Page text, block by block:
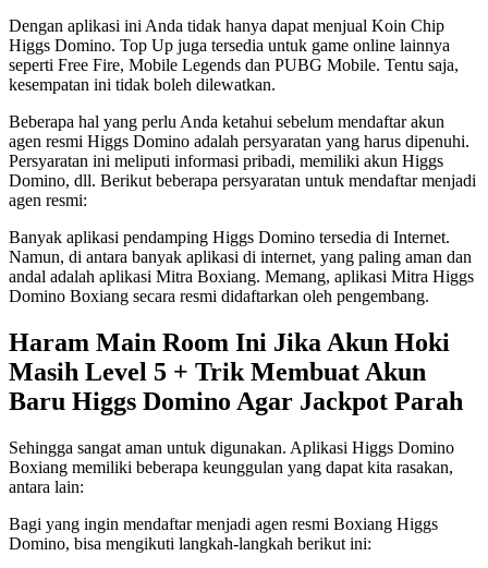
Dengan aplikasi ini Anda tidak hanya dapat menjual Koin Chip
Higgs Domino. Top Up juga tersedia untuk game online lainnya
seperti Free Fire, Mobile Legends dan PUBG Mobile. Tentu saja,
kesempatan ini tidak boleh dilewatkan.
Beberapa hal yang perlu Anda ketahui sebelum mendaftar akun
agen resmi Higgs Domino adalah persyaratan yang harus dipenuhi.
Persyaratan ini meliputi informasi pribadi, memiliki akun Higgs
Domino, dll. Berikut beberapa persyaratan untuk mendaftar menjadi
agen resmi:
Banyak aplikasi pendamping Higgs Domino tersedia di Internet.
Namun, di antara banyak aplikasi di internet, yang paling aman dan
andal adalah aplikasi Mitra Boxiang. Memang, aplikasi Mitra Higgs
Domino Boxiang secara resmi didaftarkan oleh pengembang.
Haram Main Room Ini Jika Akun Hoki
Masih Level 5 + Trik Membuat Akun
Baru Higgs Domino Agar Jackpot Parah
Sehingga sangat aman untuk digunakan. Aplikasi Higgs Domino
Boxiang memiliki beberapa keunggulan yang dapat kita rasakan,
antara lain:
Bagi yang ingin mendaftar menjadi agen resmi Boxiang Higgs
Domino, bisa mengikuti langkah-langkah berikut ini: